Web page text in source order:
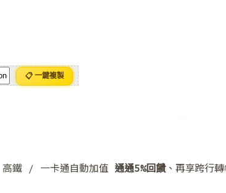
📋 一鍵複製
鐵 / 一卡通自動加值 通通5%回饋、再享跨行